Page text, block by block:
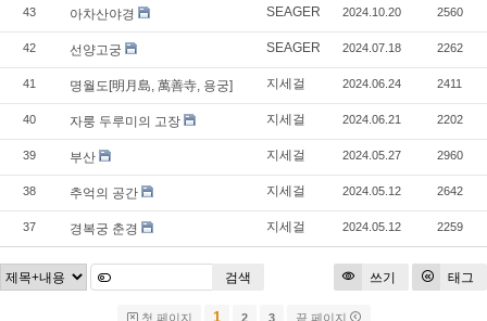
43 아차산야경 SEAGER 2024.10.20 2560
42 선양고궁 SEAGER 2024.07.18 2262
41 명월도[明月島, 萬善寺, 용궁] 지세걸 2024.06.24 2411
40 자룽 두루미의 고장 지세걸 2024.06.21 2202
39 부산 지세걸 2024.05.27 2960
38 추억의 공간 지세걸 2024.05.12 2642
37 경복궁 춘경 지세걸 2024.05.12 2259
쓰기 태그
검색
첫 페이지 1 2 3 끝 페이지